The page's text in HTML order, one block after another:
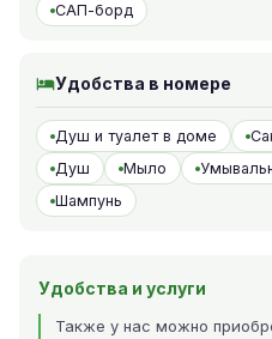
САП-борд
Удобства в номере
Душ и туалет в доме
Душ
Мыло
Шампунь
Удобства и услуги
Также у нас можно